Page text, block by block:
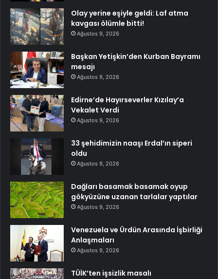
Olay yerine eşiyle geldi: Laf atma
kavgası ölümle bitti!
Ağustos 9, 2026
Başkan Yetişkin’den Kurban Bayramı
mesajı
Ağustos 9, 2026
Edirne’de Hayırseverler Kızılay’a
Vekalet Verdi
Ağustos 9, 2026
33 şehidimizin naaşı Erdal’ın siperi
oldu
Ağustos 9, 2026
Dağları basamak basamak oyup
gökyüzüne uzanan tarlalar yaptılar
Ağustos 9, 2026
Venezuela ve Ürdün Arasında İşbirliği
Anlaşmaları
Ağustos 9, 2026
TÜİK’ten işsizlik masalı